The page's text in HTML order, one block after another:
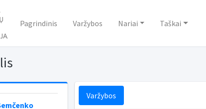
Pagrindinis Varžybos Nariai Taškai
Varžybos